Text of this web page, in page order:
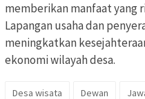
memberikan manfaat yang
Lapangan usaha dan
meningkatkan
ekonomi wilayah desa.
Desa wisata Dewan